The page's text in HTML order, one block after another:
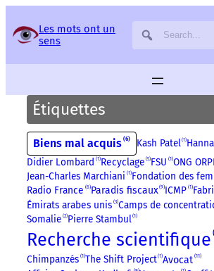
Les mots ont un
sens
Étiquettes
Biens mal acquis 6 Kash Patel 1
Didier Lombard 1 Recyclage 5 FSU 1 ONG
Jean-Charles Marchiani 1 Fondation des
Radio France 6 Paradis fiscaux 9 ICMP 1
Émirats arabes unis 3 Camps de
Somalie 2 Pierre Stambul 1
Recherche scientifique
Chimpanzés 1 The Shift Project 1 Avocat 11
Panneau de gestion des services